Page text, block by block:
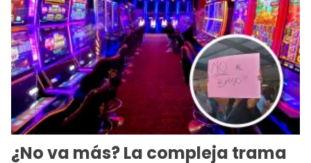
¿No va más? La compleja trama